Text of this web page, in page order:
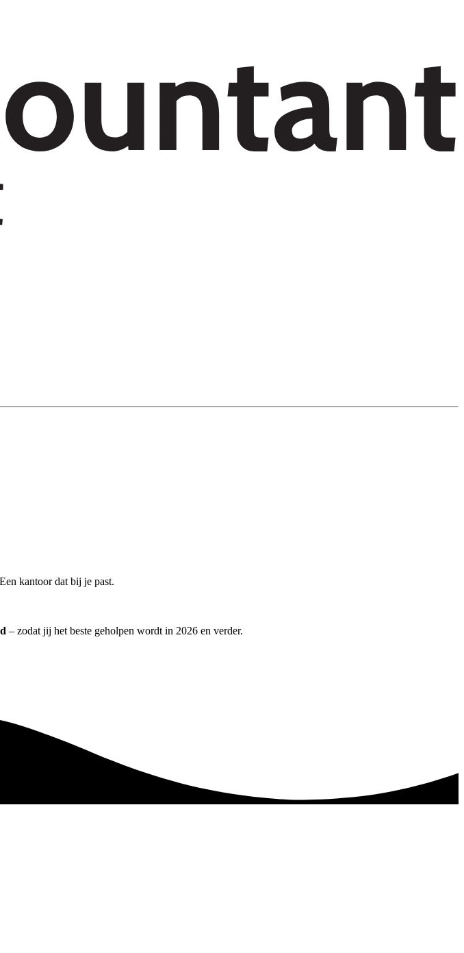
kantoor dat bij je past.
– zodat jij het beste geholpen wordt in 2026 en verder.